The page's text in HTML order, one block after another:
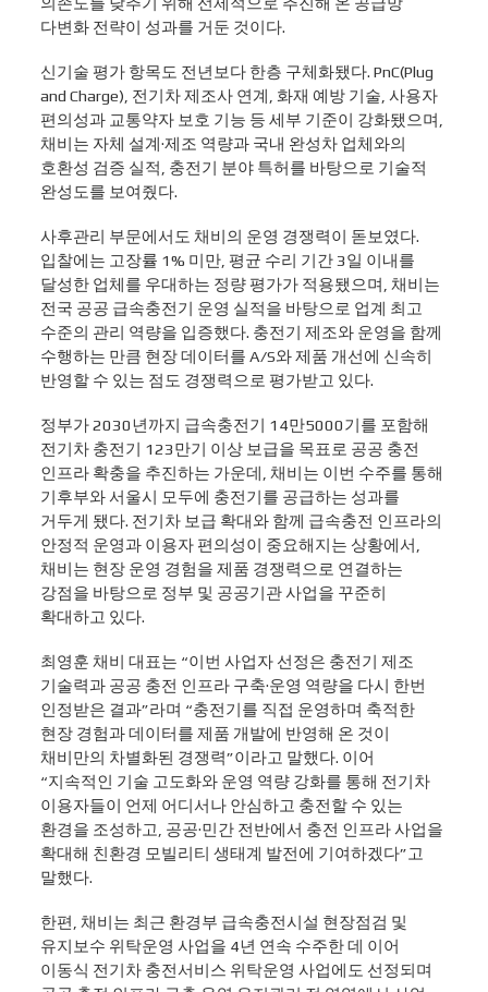
다변화 전략이 성과를 거둔 것이다.
신기술 평가 항목도 전년보다 한층 구체화됐다. PnC(Plug
and Charge), 전기차 제조사 연계, 화재 예방 기술, 사용자
편의성과 교통약자 보호 기능 등 세부 기준이 강화됐으며,
채비는 자체 설계·제조 역량과 국내 완성차 업체와의
호환성 검증 실적, 충전기 분야 특허를 바탕으로 기술적
완성도를 보여줬다.
사후관리 부문에서도 채비의 운영 경쟁력이 돋보였다.
입찰에는 고장률 1% 미만, 평균 수리 기간 3일 이내를
달성한 업체를 우대하는 정량 평가가 적용됐으며, 채비는
전국 공공 급속충전기 운영 실적을 바탕으로 업계 최고
수준의 관리 역량을 입증했다. 충전기 제조와 운영을 함께
수행하는 만큼 현장 데이터를 A/S와 제품 개선에 신속히
반영할 수 있는 점도 경쟁력으로 평가받고 있다.
정부가 2030년까지 급속충전기 14만5000기를 포함해
전기차 충전기 123만기 이상 보급을 목표로 공공 충전
인프라 확충을 추진하는 가운데, 채비는 이번 수주를 통해
기후부와 서울시 모두에 충전기를 공급하는 성과를
거두게 됐다. 전기차 보급 확대와 함께 급속충전 인프라의
안정적 운영과 이용자 편의성이 중요해지는 상황에서,
채비는 현장 운영 경험을 제품 경쟁력으로 연결하는
강점을 바탕으로 정부 및 공공기관 사업을 꾸준히
확대하고 있다.
최영훈 채비 대표는 “이번 사업자 선정은 충전기 제조
기술력과 공공 충전 인프라 구축·운영 역량을 다시 한번
인정받은 결과”라며 “충전기를 직접 운영하며 축적한
현장 경험과 데이터를 제품 개발에 반영해 온 것이
채비만의 차별화된 경쟁력”이라고 말했다. 이어
“지속적인 기술 고도화와 운영 역량 강화를 통해 전기차
이용자들이 언제 어디서나 안심하고 충전할 수 있는
환경을 조성하고, 공공·민간 전반에서 충전 인프라 사업을
확대해 친환경 모빌리티 생태계 발전에 기여하겠다”고
말했다.
한편, 채비는 최근 환경부 급속충전시설 현장점검 및
유지보수 위탁운영 사업을 4년 연속 수주한 데 이어
이동식 전기차 충전서비스 위탁운영 사업에도 선정되며